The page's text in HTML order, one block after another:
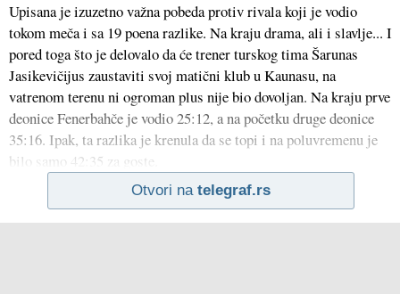
Upisana je izuzetno važna pobeda protiv rivala koji je vodio
tokom meča i sa 19 poena razlike. Na kraju drama, ali i slavlje... I
pored toga što je delovalo da će trener turskog tima Šarunas
Jasikevičijus zaustaviti svoj matični klub u Kaunasu, na
vatrenom terenu ni ogroman plus nije bio dovoljan. Na kraju prve
deonice Fenerbahče je vodio 25:12, a na početku druge deonice
35:16. Ipak, ta razlika je krenula da se topi i na poluvremenu je
bilo samo 42:35 za goste.
Otvori na telegraf.rs